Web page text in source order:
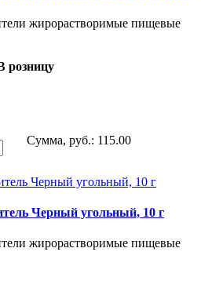
жирорастворимые пищевые
розницу
Сумма, руб.: 115.00
Черный угольный, 10 г
жирорастворимые пищевые